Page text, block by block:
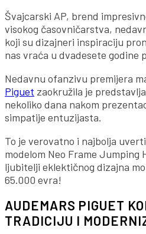
Švajcarski AP, brend
visokog časovničarstva,
koji su dizajneri inspiraciju
nas vraća u dvadesete godine
Nedavnu ofanzivu premijera
Piguet zaokružila je
nekoliko dana nakom
simpatije entuzijasta.
To je verovatno i najbolja
modelom Neo Frame Jumping
ljubitelji eklektičnog dizajna
65.000 evra!
AUDEMARS PIGUET
TRADICIJU I